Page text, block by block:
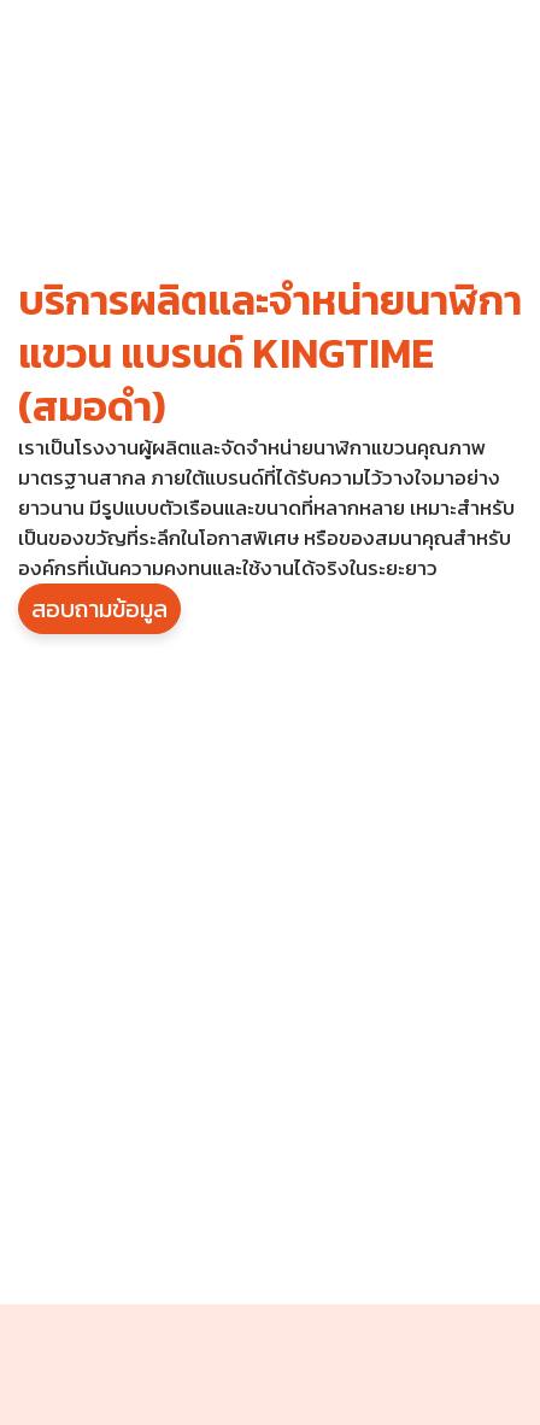
บริการผลิตและจำหน่ายนาฬิกา
แขวน แบรนด์ KINGTIME
(สมอดำ)
เราเป็นโรงงานผู้ผลิตและจัดจำหน่ายนาฬิกาแขวนคุณภาพ
มาตรฐานสากล ภายใต้แบรนด์ที่ได้รับความไว้วางใจมาอย่าง
ยาวนาน มีรูปแบบตัวเรือนและขนาดที่หลากหลาย เหมาะสำหรับ
เป็นของขวัญที่ระลึกในโอกาสพิเศษ หรือของสมนาคุณสำหรับ
องค์กรที่เน้นความคงทนและใช้งานได้จริงในระยะยาว
สอบถามข้อมูล